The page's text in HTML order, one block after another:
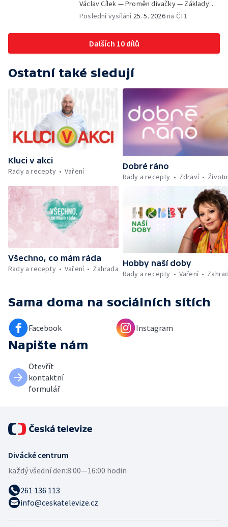
Václav Cílek — Proměn divačky — Základy
bezpečnosti dětí na inline bruslích - Petr
Zooterapie - praktické využití - Linda
Tinková — Pražské jaro - Klára Boudalová,
Marko Ivanović
Poslední vysílání 25. 5. 2026na ČT1
Dalších 10 dílů
Ostatní také sledují
Kluci v akci
Rady a recepty
Vaření
Dobré ráno
Rady a recepty
Zdraví
Všechno, co mám ráda
Rady a recepty
Vaření Zahrada
Hobby naší doby
Rady a recepty
Vaření
Sama doma na sociálních sítích
Facebook Instagram
Napište nám
Otevřít
kontaktní
formulář
Divácké centrum
každý všední den:8:00—16:00 hodin
261 136 113
info@ceskatelevize.cz